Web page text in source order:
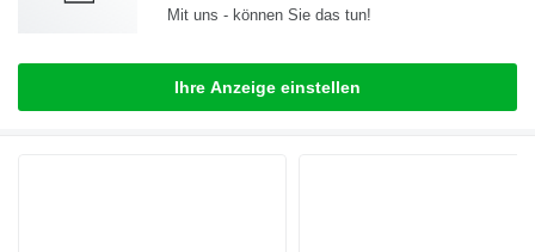
Mit uns - können Sie das tun!
Ihre Anzeige einstellen